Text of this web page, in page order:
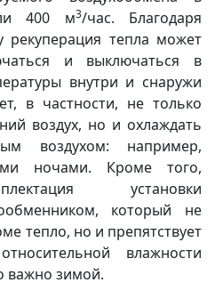
400 м3/час. Благодаря
рекуперация тепла может
и выключаться в
внутри и снаружи
в частности, не только
воздух, но и охлаждать
воздухом: например,
ночами. Кроме того,
установки
который не
тепло, но и препятствует
влажности
важно зимой.